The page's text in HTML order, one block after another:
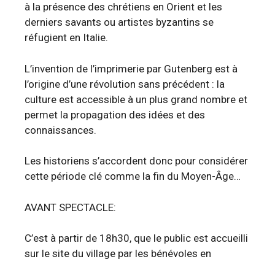
à la présence des chrétiens en Orient et les
derniers savants ou artistes byzantins se
réfugient en Italie.
L’invention de l’imprimerie par Gutenberg est à
l’origine d’une révolution sans précédent : la
culture est accessible à un plus grand nombre et
permet la propagation des idées et des
connaissances.
Les historiens s’accordent donc pour considérer
cette période clé comme la fin du Moyen-Âge…
AVANT SPECTACLE:
C’est à partir de 18h30, que le public est accueilli
sur le site du village par les bénévoles en